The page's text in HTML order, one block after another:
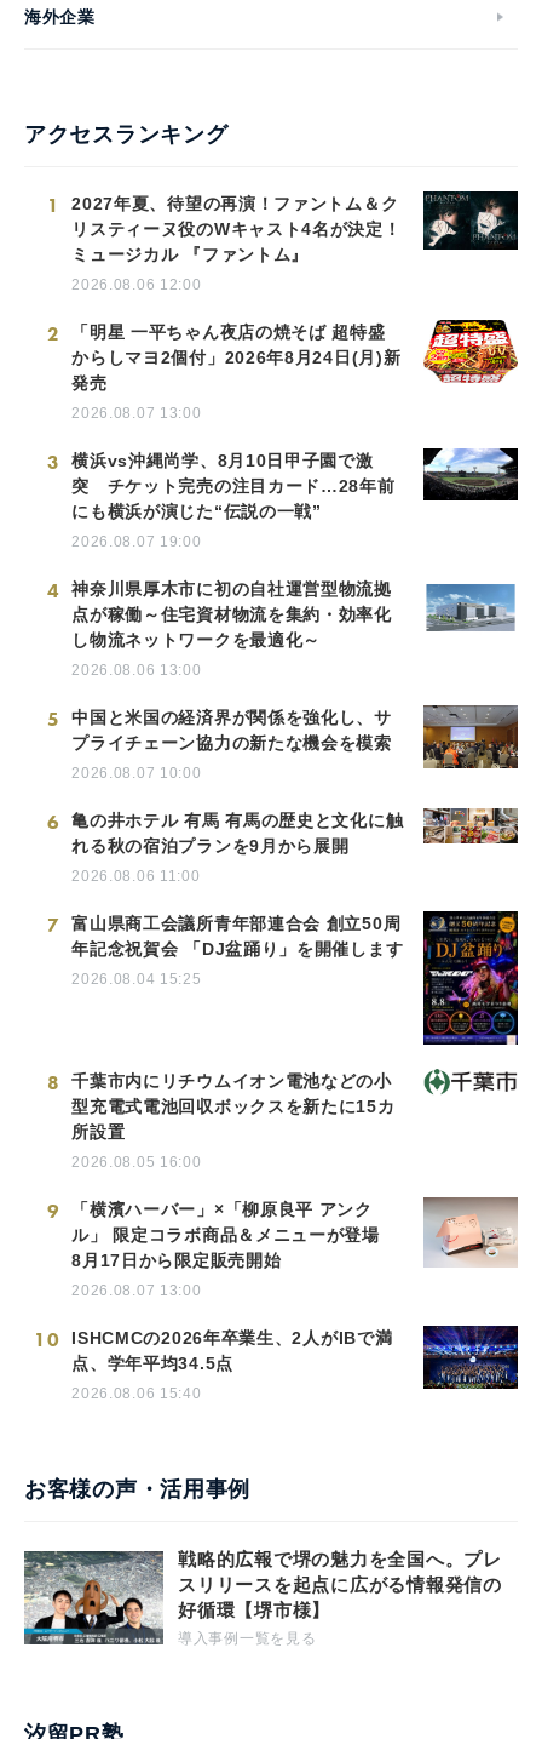
海外企業
アクセスランキング
1
2027年夏、待望の再演！ファントム＆ク
リスティーヌ役のWキャスト4名が決定！
ミュージカル 『ファントム』
2026.08.06 12:00
2
「明星 一平ちゃん夜店の焼そば 超特盛
からしマヨ2個付」2026年8月24日(月)新
発売
2026.08.07 13:00
3
横浜vs沖縄尚学、8月10日甲子園で激
突 チケット完売の注目カード…28年前
にも横浜が演じた“伝説の一戦”
2026.08.07 19:00
4
神奈川県厚木市に初の自社運営型物流拠
点が稼働～住宅資材物流を集約・効率化
し物流ネットワークを最適化～
2026.08.06 13:00
5
中国と米国の経済界が関係を強化し、サ
プライチェーン協力の新たな機会を模索
2026.08.07 10:00
6
亀の井ホテル 有馬 有馬の歴史と文化に触
れる秋の宿泊プランを9月から展開
2026.08.06 11:00
7
富山県商工会議所青年部連合会 創立50周
年記念祝賀会 「DJ盆踊り」を開催します
2026.08.04 15:25
8
千葉市内にリチウムイオン電池などの小
型充電式電池回収ボックスを新たに15カ
所設置
2026.08.05 16:00
9
「横濱ハーバー」×「柳原良平 アンク
ル」 限定コラボ商品＆メニューが登場
8月17日から限定販売開始
2026.08.07 13:00
10
ISHCMCの2026年卒業生、2人がIBで満
点、学年平均34.5点
2026.08.06 15:40
お客様の声・活用事例
戦略的広報で堺の魅力を全国へ。プレ
スリリースを起点に広がる情報発信の
好循環【堺市様】
導入事例一覧を見る
汐留PR塾